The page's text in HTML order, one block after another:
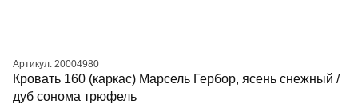
Артикул: 20004980
Кровать 160 (каркас) Марсель Гербор, ясень снежный /
дуб сонома трюфель